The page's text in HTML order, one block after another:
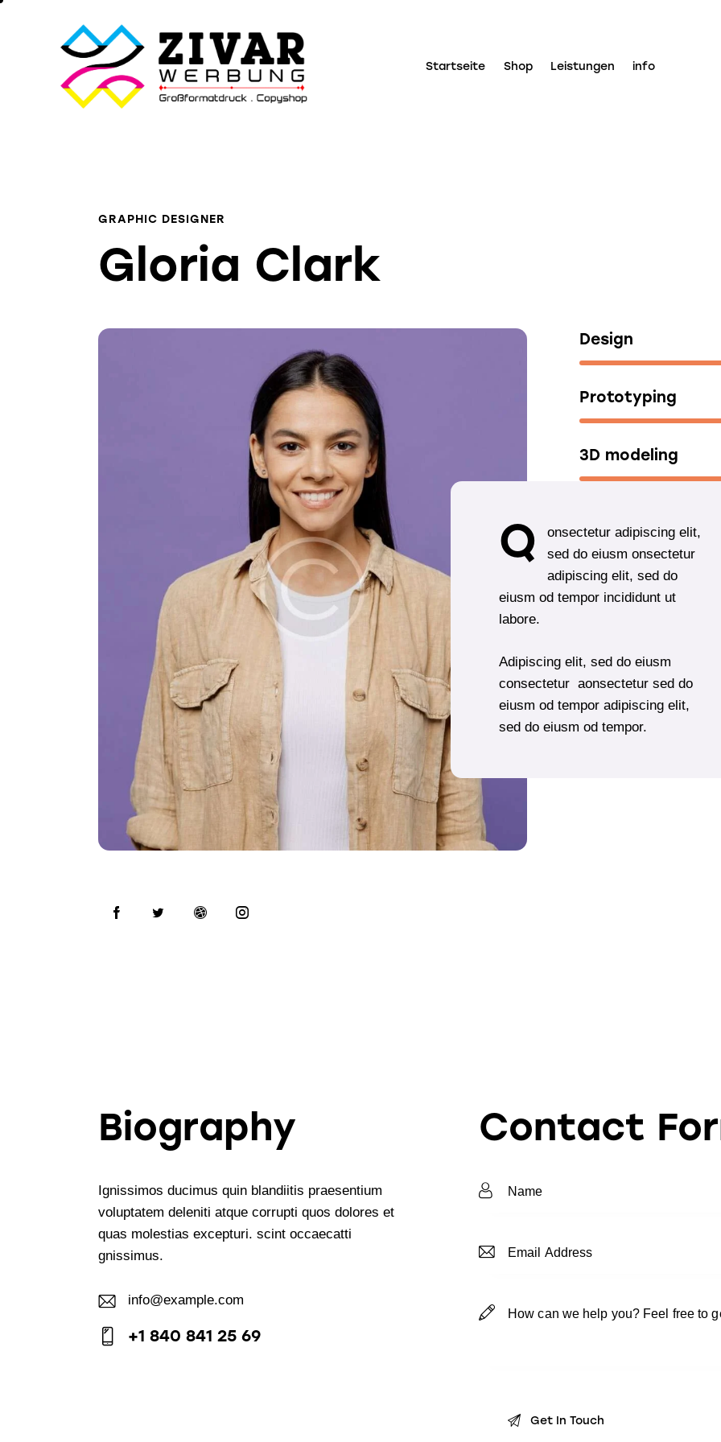
Startseite Shop Leistungen info
GRAPHIC DESIGNER
Gloria Clark
Design
Prototyping
3D modeling
Q
onsectetur adipiscing elit,
sed do eiusm onsectetur
adipiscing elit, sed do
eiusm od tempor incididunt ut
labore.
Adipiscing elit, sed do eiusm
consectetur aonsectetur sed do
eiusm od tempor adipiscing elit,
sed do eiusm od tempor.
Biography
Ignissimos ducimus quin blandiitis praesentium
voluptatem deleniti atque corrupti quos dolores et
quas molestias excepturi. scint occaecatti
gnissimus.
E-
m
info@example.com
+1 840 841 25 69
Contact